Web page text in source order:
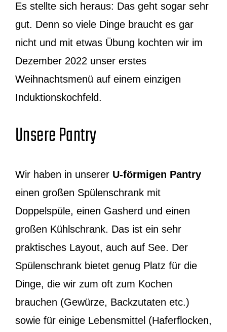
Es stellte sich heraus: Das geht sogar sehr
gut. Denn so viele Dinge braucht es gar
nicht und mit etwas Übung kochten wir im
Dezember 2022 unser erstes
Weihnachtsmenü auf einem einzigen
Induktionskochfeld.
Unsere Pantry
Wir haben in unserer U-förmigen Pantry
einen großen Spülenschrank mit
Doppelspüle, einen Gasherd und einen
großen Kühlschrank. Das ist ein sehr
praktisches Layout, auch auf See. Der
Spülenschrank bietet genug Platz für die
Dinge, die wir zum oft zum Kochen
brauchen (Gewürze, Backzutaten etc.)
sowie für einige Lebensmittel (Haferflocken,